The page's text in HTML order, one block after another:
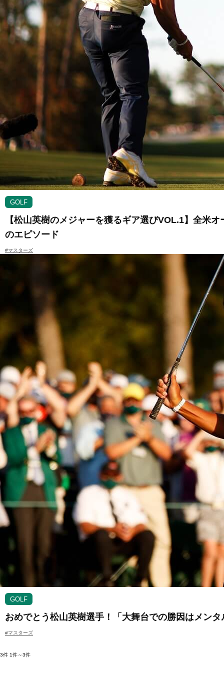
GOLF
【松山英樹のメジャーを獲るギア選びVOL.1】全米
のエピソード
#マスターズ
GOLF
おめでとう松山英樹選手！「大舞台での勝因はメン
#マスターズ
3件 1件～3件